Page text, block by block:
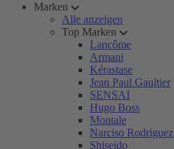
Marken
Alle anzeigen
Top Marken
Lancôme
Armani
Kérastase
Jean Paul Gaultier
SENSAI
Hugo Boss
Montale
Narciso Rodriguez
Shiseido